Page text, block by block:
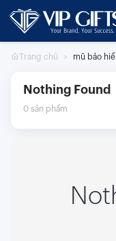
Skip
content
Trang chủ mũ bảo
Nothing Found
0 sản phẩm